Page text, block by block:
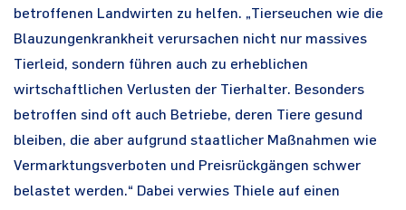
betroffenen Landwirten zu helfen. „Tierseuchen wie die
Blauzungenkrankheit verursachen nicht nur massives
Tierleid, sondern führen auch zu erheblichen
wirtschaftlichen Verlusten der Tierhalter. Besonders
betroffen sind oft auch Betriebe, deren Tiere gesund
bleiben, die aber aufgrund staatlicher Maßnahmen wie
Vermarktungsverboten und Preisrückgängen schwer
belastet werden.“ Dabei verwies Thiele auf einen